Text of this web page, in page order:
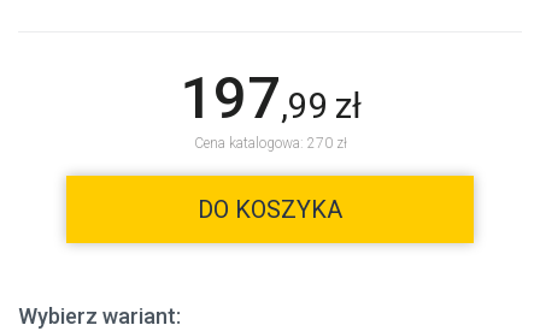
197,99 zł
Cena katalogowa: 270 zł
DO KOSZYKA
Wybierz wariant: